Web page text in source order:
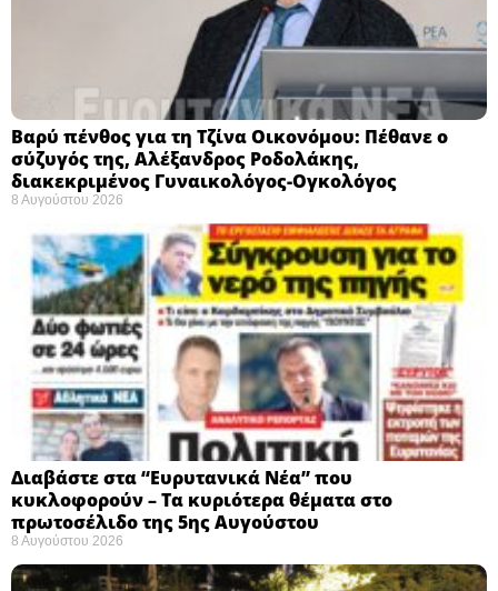
Βαρύ πένθος για τη Τζίνα Οικονόμου: Πέθανε ο
σύζυγός της, Αλέξανδρος Ροδολάκης,
διακεκριμένος Γυναικολόγος-Ογκολόγος
8 Αυγούστου 2026
Διαβάστε στα “Ευρυτανικά Νέα” που
κυκλοφορούν – Τα κυριότερα θέματα στο
πρωτοσέλιδο της 5ης Αυγούστου
8 Αυγούστου 2026